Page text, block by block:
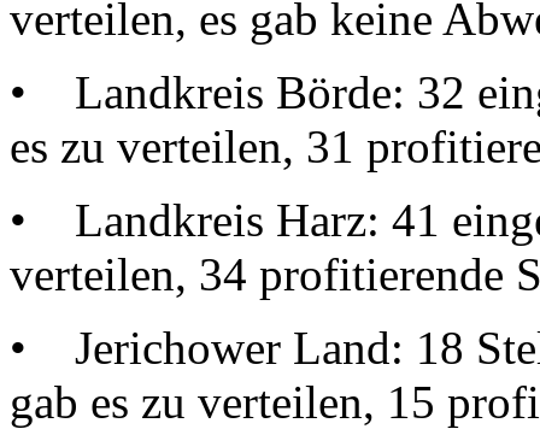
verteilen, es gab keine
• Landkreis Börde: 32
es zu verteilen, 31
• Landkreis Harz: 41
verteilen, 34 profitierende
• Jerichower Land: 18
gab es zu verteilen, 15